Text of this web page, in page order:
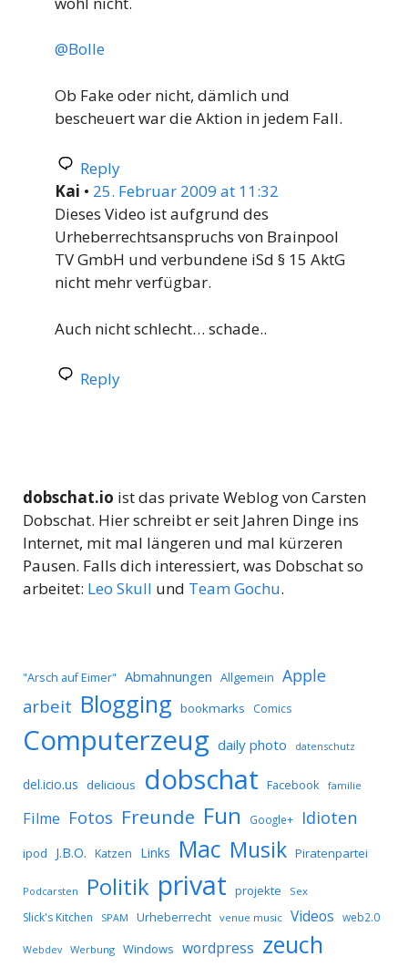
@Bolle
Ob Fake oder nicht, dämlich und
bescheuert war die Aktion in jedem Fall.
Reply
Kai • 25. Februar 2009 at 11:32
Dieses Video ist aufgrund des
Urheberrechtsanspruchs von Brainpool
TV GmbH und verbundene iSd § 15 AktG
nicht mehr verfügbar.
Auch nicht schlecht… schade..
Reply
dobschat.io ist das private Weblog von Carsten
Dobschat. Hier schreibt er seit Jahren Dinge ins
Internet, mit mal längeren und mal kürzeren
Pausen. Falls dich interessiert, was Dobschat so
arbeitet: Leo Skull und Team Gochu.
"Arsch auf Eimer" Abmahnungen Allgemein Apple
arbeit Blogging bookmarks Comics
Computerzeug daily photo datenschutz
del.icio.us delicious dobschat Facebook familie
Filme Fotos Freunde Fun Google+ Idioten
ipod J.B.O. Katzen Links Mac Musik Piratenpartei
Podcarsten Politik privat projekte Sex
Slick's Kitchen SPAM Urheberrecht venue music Videos web2.0
Webdev Werbung Windows wordpress zeuch